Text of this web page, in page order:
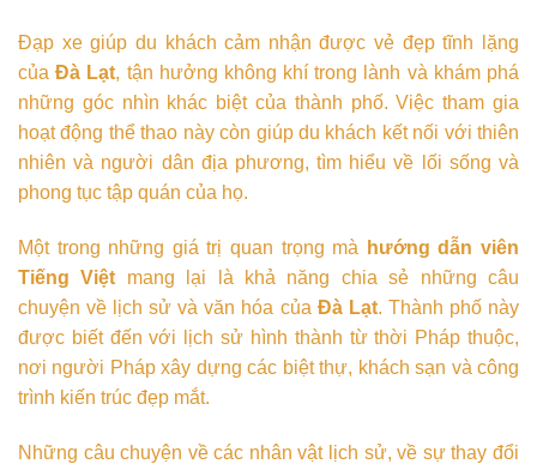
Đạp xe giúp du khách cảm nhận được vẻ đẹp tĩnh lặng
củaĐà Lạt, tận hưởng không khí trong lành và khám phá
những góc nhìn khác biệt của thành phố. Việc tham gia
hoạt động thể thao này còn giúp du khách kết nối với thiên
nhiên và người dân địa phương, tìm hiểu về lối sống và
phong tục tập quán của họ.
Một trong những giá trị quan trọng mà
hướng dẫn viên
Tiếng Việt mang lại là khả năng chia sẻ những câu
chuyện về lịch sử và văn hóa của Đà Lạt. Thành phố này
được biết đến với lịch sử hình thành từ thời Pháp thuộc,
nơi người Pháp xây dựng các biệt thự, khách sạn và công
trình kiến trúc đẹp mắt.
Những câu chuyện về các nhân vật lịch sử, về sự thay đổi